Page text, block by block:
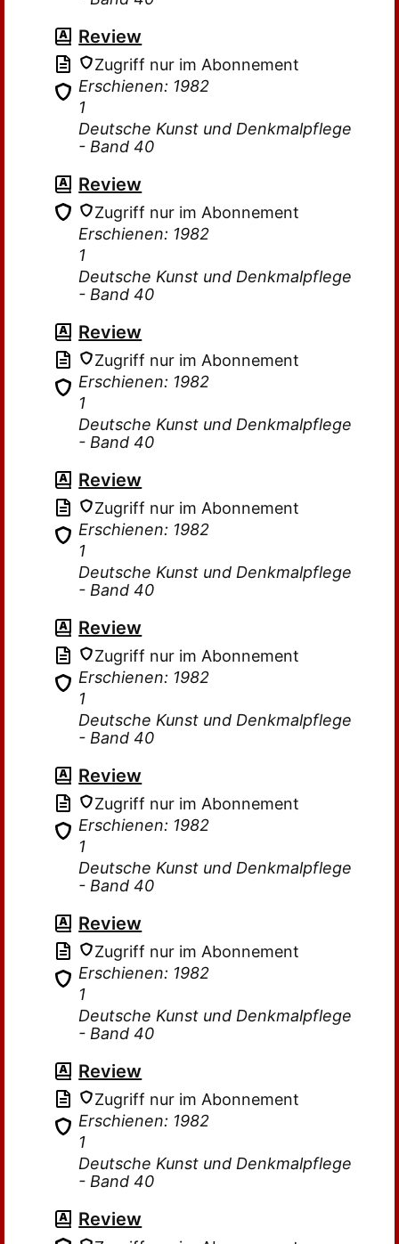
Review
Zugriff nur im Abonnement
Erschienen: 1982
1
Deutsche Kunst und Denkmalpflege
- Band 40
Review
Zugriff nur im Abonnement
Erschienen: 1982
1
Deutsche Kunst und Denkmalpflege
- Band 40
Review
Zugriff nur im Abonnement
Erschienen: 1982
1
Deutsche Kunst und Denkmalpflege
- Band 40
Review
Zugriff nur im Abonnement
Erschienen: 1982
1
Deutsche Kunst und Denkmalpflege
- Band 40
Review
Zugriff nur im Abonnement
Erschienen: 1982
1
Deutsche Kunst und Denkmalpflege
- Band 40
Review
Zugriff nur im Abonnement
Erschienen: 1982
1
Deutsche Kunst und Denkmalpflege
- Band 40
Review
Zugriff nur im Abonnement
Erschienen: 1982
1
Deutsche Kunst und Denkmalpflege
- Band 40
Review
Zugriff nur im Abonnement
Erschienen: 1982
1
Deutsche Kunst und Denkmalpflege
- Band 40
Review